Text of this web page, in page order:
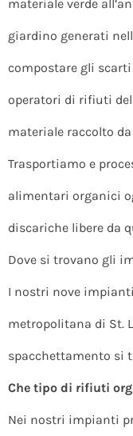
materiale verde
giardino generati
compostare gli
operatori di rifiuti
materiale raccolto
Trasportiamo e
alimentari organici
discariche libere da
Dove si trovano gli
I nostri nove
metropolitana di St.
spacchettamento si
Che tipo di rifiuti
Nei nostri impianti